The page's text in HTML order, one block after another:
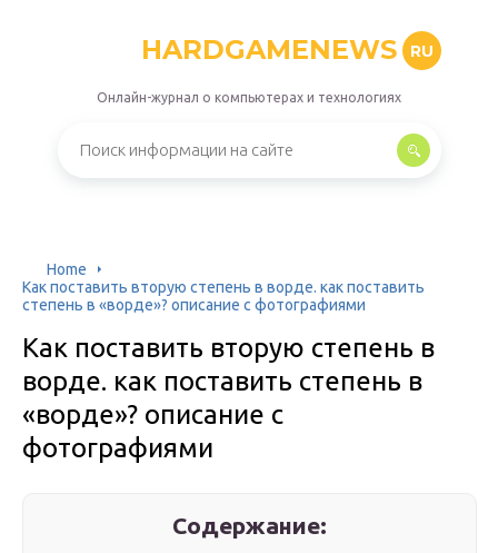
HARDGAMENEWS RU
Онлайн-журнал о компьютерах и технологиях
Home
Как поставить вторую степень в ворде. как поставить
степень в «ворде»? описание с фотографиями
Как поставить вторую степень в
ворде. как поставить степень в
«ворде»? описание с
фотографиями
Содержание: